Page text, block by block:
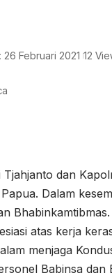
Februari 2021 12
dan
Dalam
Bhabinkamtibmas.
atas kerja
menjaga
Babinsa dan